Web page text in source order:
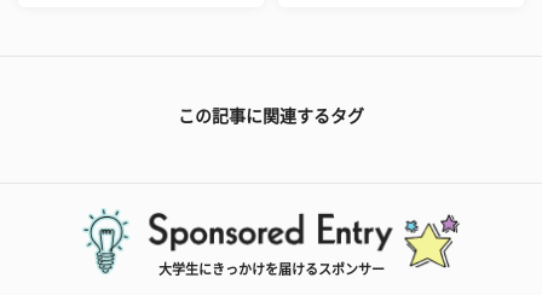
この記事に関連するタグ
大学生にきっかけを届けるスポンサー